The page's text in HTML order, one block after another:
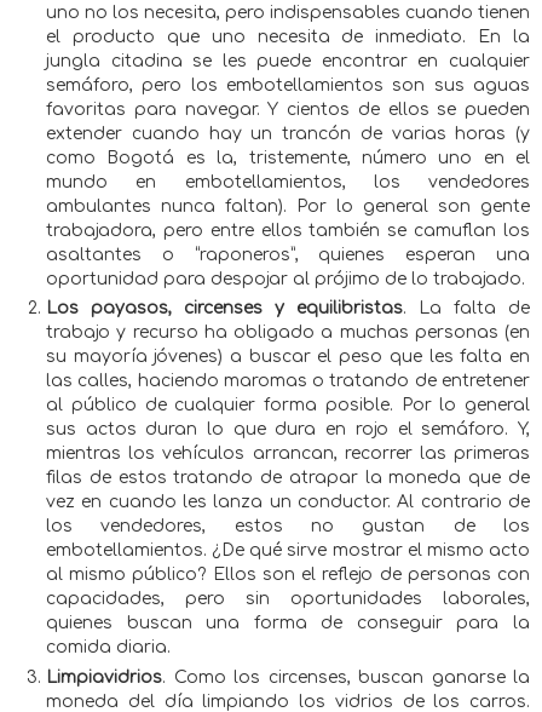
uno no los necesita, pero indispensables cuando tienen
el producto que uno necesita de inmediato. En la
jungla citadina se les puede encontrar en cualquier
semáforo, pero los embotellamientos son sus aguas
favoritas para navegar. Y cientos de ellos se pueden
extender cuando hay un trancón de varias horas (y
como Bogotá es la, tristemente, número uno en el
mundo en embotellamientos, los vendedores
ambulantes nunca faltan). Por lo general son gente
trabajadora, pero entre ellos también se camuflan los
asaltantes o “raponeros”, quienes esperan una
oportunidad para despojar al prójimo de lo trabajado.
Los payasos, circenses y equilibristas. La falta de
trabajo y recurso ha obligado a muchas personas (en
su mayoría jóvenes) a buscar el peso que les falta en
las calles, haciendo maromas o tratando de entretener
al público de cualquier forma posible. Por lo general
sus actos duran lo que dura en rojo el semáforo. Y,
mientras los vehículos arrancan, recorrer las primeras
filas de estos tratando de atrapar la moneda que de
vez en cuando les lanza un conductor. Al contrario de
los vendedores, estos no gustan de los
embotellamientos. ¿De qué sirve mostrar el mismo acto
al mismo público? Ellos son el reflejo de personas con
capacidades, pero sin oportunidades laborales,
quienes buscan una forma de conseguir para la
comida diaria.
Limpiavidrios. Como los circenses, buscan ganarse la
moneda del día limpiando los vidrios de los carros.